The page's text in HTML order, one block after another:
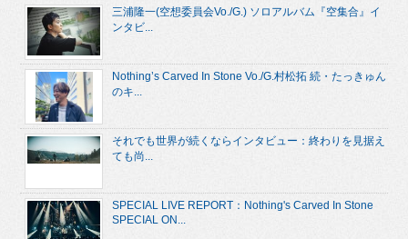
三浦隆一(空想委員会Vo./G.) ソロアルバム『空集合』イ
ンタビ...
Nothing’s Carved In Stone Vo./G.村松拓 続・たっきゅん
のキ...
それでも世界が続くならインタビュー：終わりを見据え
ても尚...
SPECIAL LIVE REPORT：Nothing's Carved In Stone
SPECIAL ON...